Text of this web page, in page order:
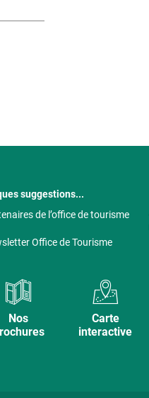
suggestions...
de l’office de tourisme
Office de Tourisme
Nos
Carte
interactive